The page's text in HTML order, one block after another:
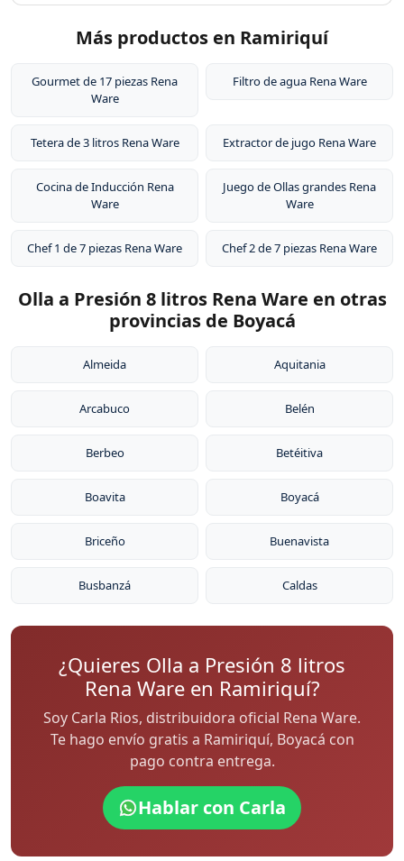
Más productos en Ramiriquí
Gourmet de 17 piezas Rena
Ware
Filtro de agua Rena Ware
Tetera de 3 litros Rena Ware Extractor de jugo Rena Ware
Cocina de Inducción Rena
Ware
Juego de Ollas grandes Rena
Ware
Chef 1 de 7 piezas Rena Ware Chef 2 de 7 piezas Rena Ware
Olla a Presión 8 litros Rena Ware en otras
provincias de Boyacá
Almeida Aquitania
Arcabuco Belén
Berbeo Betéitiva
Boavita Boyacá
Briceño Buenavista
Busbanzá Caldas
¿Quieres Olla a Presión 8 litros
Rena Ware en Ramiriquí?
Soy Carla Rios, distribuidora oficial Rena Ware.
Te hago envío gratis a Ramiriquí, Boyacá con
pago contra entrega.
Hablar con Carla